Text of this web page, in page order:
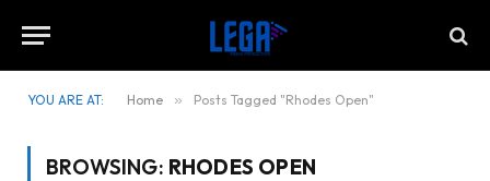
YOU ARE AT: Home » Posts Tagged "Rhodes Open"
BROWSING: RHODES OPEN